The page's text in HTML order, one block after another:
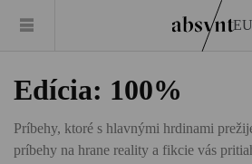
Edícia: 100%
Príbehy, ktoré s hlavnými hrdinami
príbehy na hrane reality a fikcie vás